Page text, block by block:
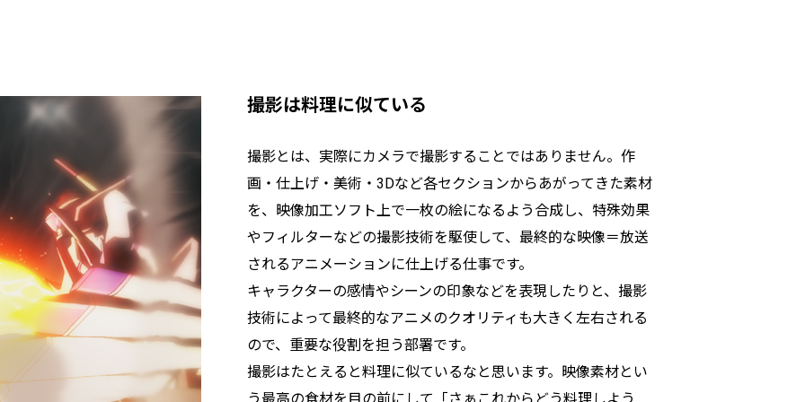
撮影は料理に似ている
撮影とは、実際にカメラで撮影することではありません。作
画・仕上げ・美術・3Dなど各セクションからあがってきた素材
を、映像加工ソフト上で一枚の絵になるよう合成し、特殊効果
やフィルターなどの撮影技術を駆使して、最終的な映像＝放送
されるアニメーションに仕上げる仕事です。
キャラクターの感情やシーンの印象などを表現したりと、撮影
技術によって最終的なアニメのクオリティも大きく左右される
ので、重要な役割を担う部署です。
撮影はたとえると料理に似ているなと思います。映像素材とい